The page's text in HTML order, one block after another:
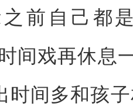
前自己都
间戏再休息
时间多和孩